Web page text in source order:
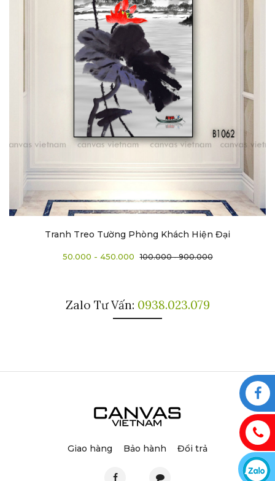
Tranh Treo Tường Phòng Khách Hiện Đại
50.000 - 450.000 100.000 - 900.000
Zalo Tư Vấn: 0938.023.079
Giao hàng Bảo hành Đổi trả